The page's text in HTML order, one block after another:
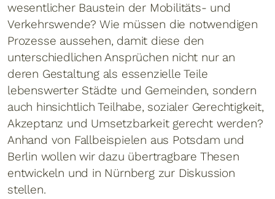
wesentlicher Baustein der Mobilitäts- und
Verkehrswende? Wie müssen die notwendigen
Prozesse aussehen, damit diese den
unterschiedlichen Ansprüchen nicht nur an
deren Gestaltung als essenzielle Teile
lebenswerter Städte und Gemeinden, sondern
auch hinsichtlich Teilhabe, sozialer Gerechtigkeit,
Akzeptanz und Umsetzbarkeit gerecht werden?
Anhand von Fallbeispielen aus Potsdam und
Berlin wollen wir dazu übertragbare Thesen
entwickeln und in Nürnberg zur Diskussion
stellen.